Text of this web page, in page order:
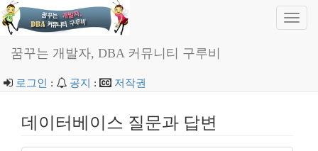
꿈꾸는 개발자, DBA 커뮤니티 구루비
로그인 : 공지 : 저작권
데이터베이스 질문과 답변